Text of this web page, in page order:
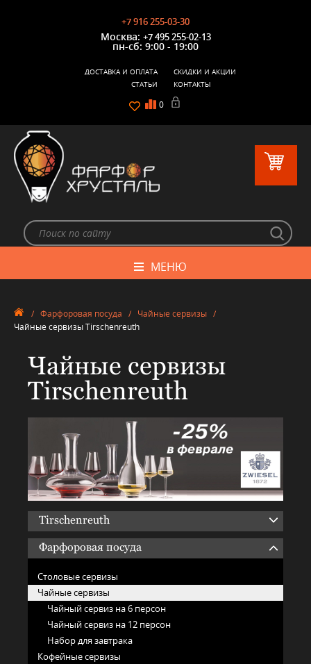
+7 916 255-03-30
Москва: +7 495 255-02-13
пн-сб: 9:00 - 19:00
0
ДОСТАВКА И ОПЛАТА
СКИДКИ И АКЦИИ
СТАТЬИ
КОНТАКТЫ
МЕНЮ
/ Фарфоровая посуда / Чайные сервизы /
Чайные сервизы Tirschenreuth
Чайные сервизы
Tirschenreuth
Tirschenreuth
Фарфоровая посуда
Столовые сервизы
Чайные сервизы
Чайный сервиз на 6 персон
Чайный сервиз на 12 персон
Набор для завтрака
Кофейные сервизы